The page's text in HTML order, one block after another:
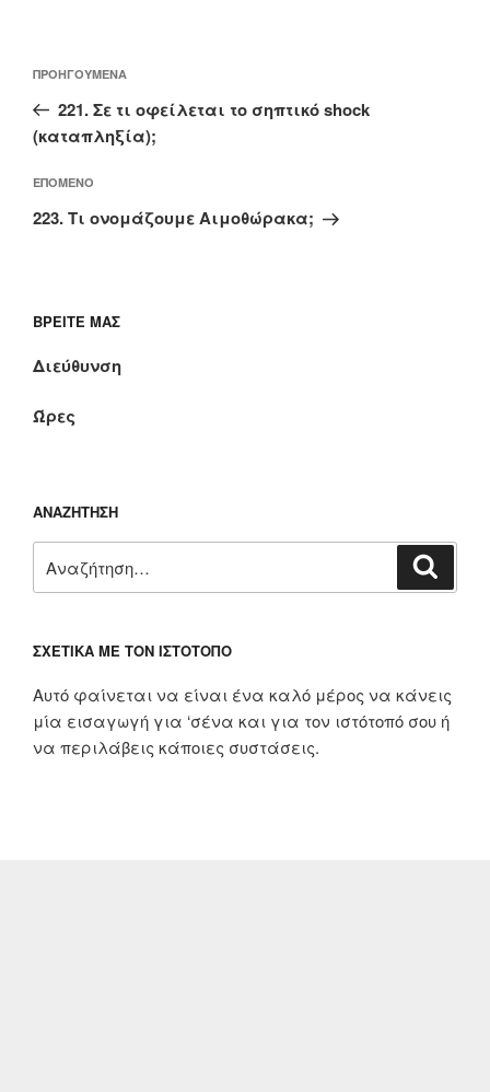
άρθρων
Προηγούμενο
άρθρο
ΠΡΟΗΓΟΎΜΕΝΑ
221. Σε τι οφείλεται το σηπτικό shock
(καταπληξία);
Επόμενο
άρθρο
ΕΠΌΜΕΝΟ
223. Τι ονομάζουμε Αιμοθώρακα;
ΒΡΕΊΤΕ ΜΑΣ
Διεύθυνση
Ώρες
ΑΝΑΖΉΤΗΣΗ
για:
ΣΧΕΤΙΚΆ ΜΕ ΤΟΝ ΙΣΤΌΤΟΠΟ
Αυτό φαίνεται να είναι ένα καλό μέρος να κάνεις
μία εισαγωγή για ‘σένα και για τον ιστότοπό σου ή
να περιλάβεις κάποιες συστάσεις.